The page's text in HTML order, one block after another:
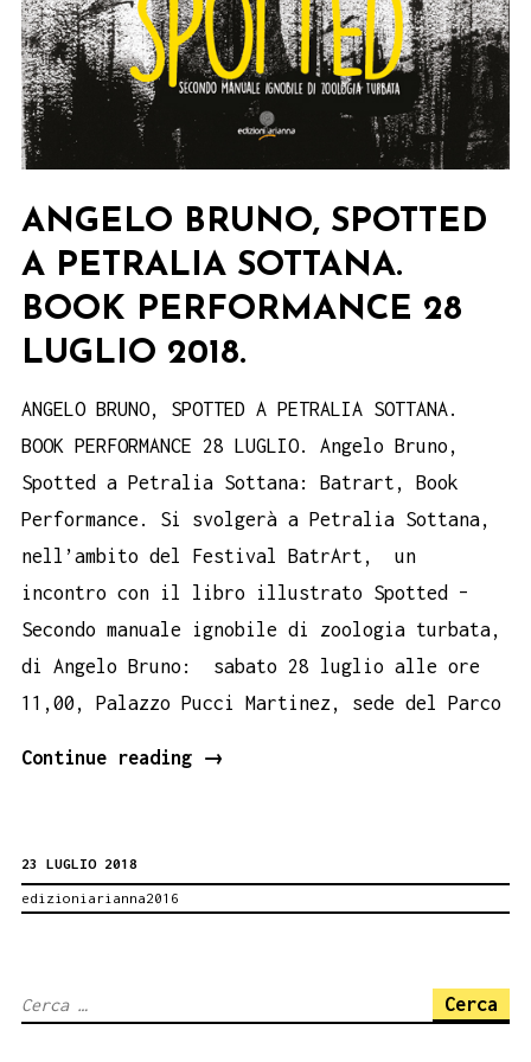
ANGELO BRUNO, SPOTTED
A PETRALIA SOTTANA.
BOOK PERFORMANCE 28
LUGLIO 2018.
ANGELO BRUNO, SPOTTED A PETRALIA SOTTANA.
BOOK PERFORMANCE 28 LUGLIO. Angelo Bruno,
Spotted a Petralia Sottana: Batrart, Book
Performance. Si svolgerà a Petralia Sottana,
nell’ambito del Festival BatrArt, un
incontro con il libro illustrato Spotted –
Secondo manuale ignobile di zoologia turbata,
di Angelo Bruno: sabato 28 luglio alle ore
11,00, Palazzo Pucci Martinez, sede del Parco
Continue reading
ANGELO
→
23 LUGLIO 2018
edizioniarianna2016
Ricerca